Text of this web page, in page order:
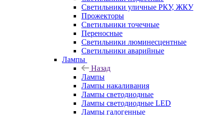
Светильники уличные РКУ, ЖКУ
Прожекторы
Cветильники точечные
Переносные
Светильники люминесцентные
Светильники аварийные
Лампы
Назад
Лампы
Лампы накаливания
Лампы светодиодные
Лампы светодиодные LED
Лампы галогенные